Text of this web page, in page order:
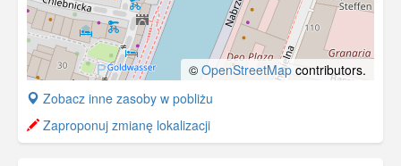
© OpenStreetMap contributors.
+
−
Zobacz inne zasoby w pobliżu
Zaproponuj zmianę lokalizacji